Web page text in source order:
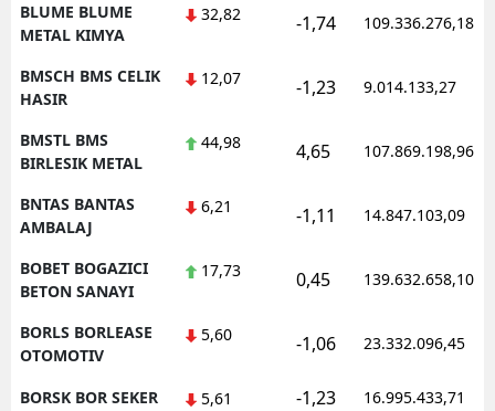
BLUME BLUME
METAL KIMYA
32,82 -1,74 109.336.276,18
BMSCH BMS CELIK
HASIR
12,07 -1,23 9.014.133,27
BMSTL BMS
BIRLESIK METAL
44,98 4,65 107.869.198,96
BNTAS BANTAS
AMBALAJ
6,21 -1,11 14.847.103,09
BOBET BOGAZICI
BETON SANAYI
17,73 0,45 139.632.658,10
BORLS BORLEASE
OTOMOTIV
5,60 -1,06 23.332.096,45
BORSK BOR SEKER 5,61 -1,23 16.995.433,71